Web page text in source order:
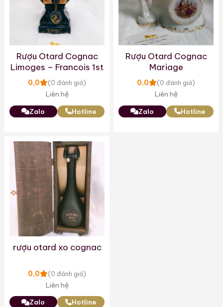
Rượu Otard Cognac
Limoges – Francois 1st
0,0 (0 đánh giá)
Liên hệ
Zalo Hotline
Rượu Otard Cognac
Mariage
0,0 (0 đánh giá)
Liên hệ
Zalo Hotline
rượu otard xo cognac
0,0 (0 đánh giá)
Liên hệ
Zalo Hotline